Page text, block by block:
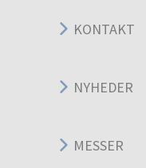
KONTAKT
NYHEDER
MESSER